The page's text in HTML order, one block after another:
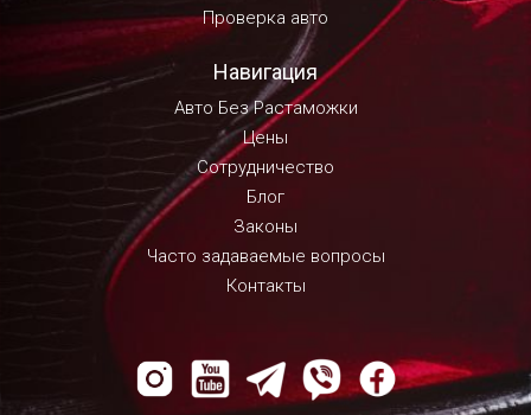
Проверка авто
Навигация
Авто Без Растаможки
Цены
Сотрудничество
Блог
Законы
Часто задаваемые вопросы
Контакты